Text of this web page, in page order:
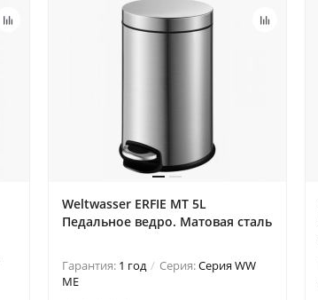
Weltwasser ERFIE MT 5L
Педальное ведро. Матовая сталь
Гарантия: 1 год Серия:Серия WW
ME